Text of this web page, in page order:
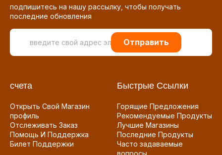
подпишитесь на нашу рассылку, чтобы получать
последние обновления
Отправить
счета
Открыть Свой Магазин
профиль
Отслеживать Заказ
Помощь И Поддержка
Билет Поддержки
Быстрые Ссылки
Горящие Предложения
Рекомендуемые Продукты
Лучшие Магазины
Последние Продукты
Часто задаваемые
вопросы